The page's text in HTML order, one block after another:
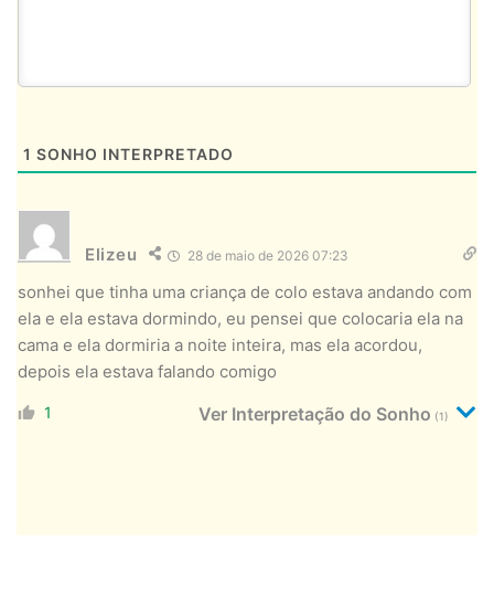
1 SONHO INTERPRETADO
Elizeu 28 de maio de 2026 07:23
sonhei que tinha uma criança de colo estava andando com
ela e ela estava dormindo, eu pensei que colocaria ela na
cama e ela dormiria a noite inteira, mas ela acordou,
depois ela estava falando comigo
1 Ver Interpretação do Sonho (1)